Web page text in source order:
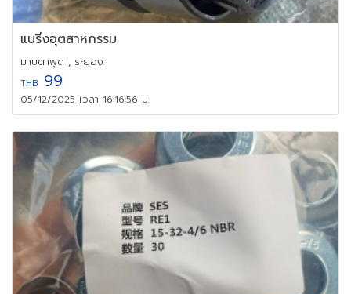
แบริ่งอุตสาหกรรม
มาบตาพุด , ระยอง
THB 99
05/12/2025 เวลา 16:16:56 น.